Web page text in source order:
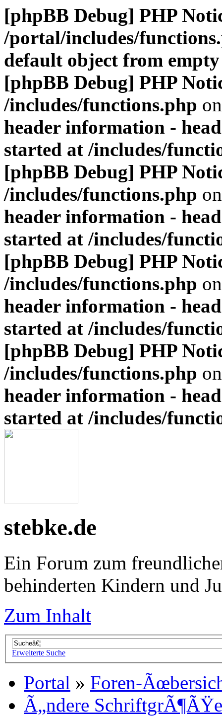
[phpBB Debug] PHP
/portal/includes/
default object from
[phpBB Debug] PHP
/includes/functions.php
header information -
started at /includes/
[phpBB Debug] PHP
/includes/functions.php
header information -
started at /includes/
[phpBB Debug] PHP
/includes/functions.php
header information -
started at /includes/
[phpBB Debug] PHP
/includes/functions.php
header information -
started at /includes/
stebke.de
Ein Forum zum
behinderten Kindern und
Zum Inhalt
Erweiterte Suche
Portal » Foren-
Ã„ndere SchriftgrÃ¶ÃŸe